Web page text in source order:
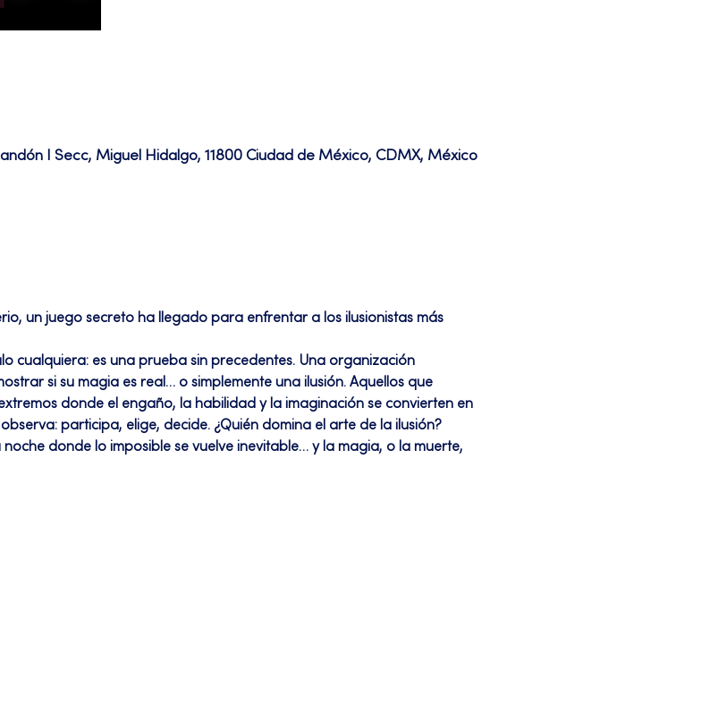
I Secc, Miguel Hidalgo, 11800 Ciudad de México, CDMX, México
un juego secreto ha llegado para enfrentar a los ilusionistas más
si su magia es real… o simplemente una ilusión. Aquellos que
donde el engaño, la habilidad y la imaginación se convierten en
participa, elige, decide. ¿Quién domina el arte de la ilusión?
donde lo imposible se vuelve inevitable… y la magia, o la muerte,